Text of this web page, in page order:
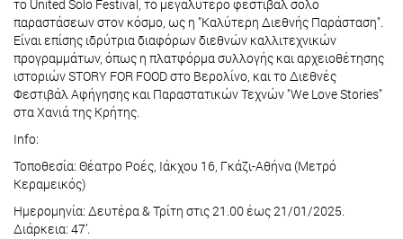
το United Solo Festival, το μεγαλύτερο φεστιβάλ σόλο
παραστάσεων στον κόσμο, ως η "Καλύτερη Διεθνής Παράσταση".
Είναι επίσης ιδρύτρια διαφόρων διεθνών καλλιτεχνικών
προγραμμάτων, όπως η πλατφόρμα συλλογής και αρχειοθέτησης
ιστοριών STORY FOR FOOD στο Βερολίνο, και το Διεθνές
Φεστιβάλ Αφήγησης και Παραστατικών Τεχνών "We Love Stories"
στα Χανιά της Κρήτης.
Info:
Τοποθεσία: Θέατρο Ροές, Ιάκχου 16, Γκάζι-Αθήνα (Μετρό
Κεραμεικός)
Ημερομηνία: Δευτέρα & Τρίτη στις 21.00 έως 21/01/2025.
Διάρκεια: 47’.